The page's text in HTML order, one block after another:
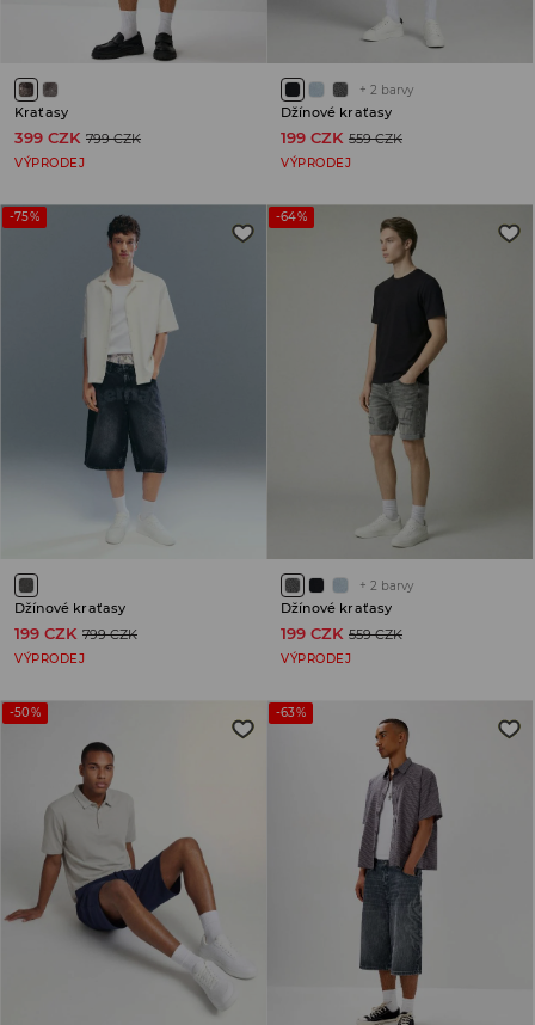
Kraťasy
399 CZK 799 CZK
VÝPRODEJ
+ 2 barvy
Džínové kraťasy
199 CZK 559 CZK
VÝPRODEJ
-75%
Džínové kraťasy
199 CZK 799 CZK
VÝPRODEJ
-64%
+ 2 barvy
Džínové kraťasy
199 CZK 559 CZK
VÝPRODEJ
-50% -63%